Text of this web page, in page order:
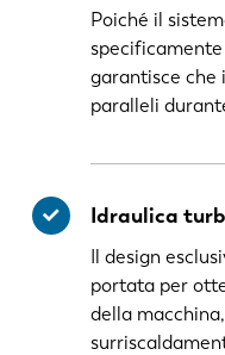
Poiché il
garantisce che
paralleli
Idraulica
Il design
portata per
della